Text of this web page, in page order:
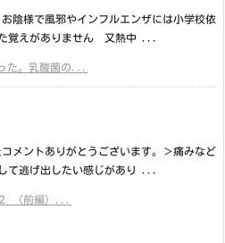
陰様で風邪やインフルエンザには小学校依
覚えがありません 又熱中 ...
た。乳酸菌の...
メントありがとうございます。＞痛みなど
て逃げ出したい感じがあり ...
（前編）...